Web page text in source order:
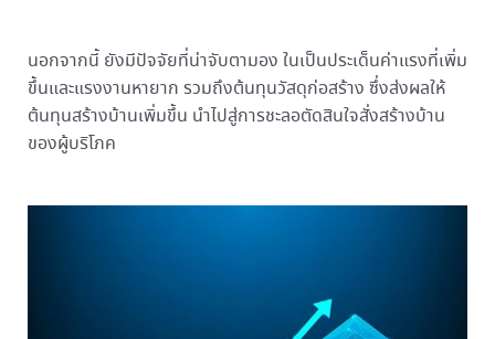
นอกจากนี้ ยังมีปัจจัยที่น่าจับตามอง ในเป็นประเด็นค่าแรงที่เพิ่ม
ขึ้นและแรงงานหายาก รวมถึงต้นทุนวัสดุก่อสร้าง ซึ่งส่งผลให้
ต้นทุนสร้างบ้านเพิ่มขึ้น นำไปสู่การชะลอตัดสินใจสั่งสร้างบ้าน
ของผู้บริโภค